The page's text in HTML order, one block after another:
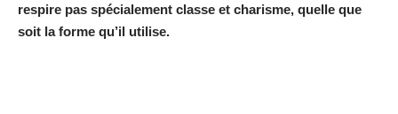
respire pas spécialement classe et charisme, quelle que
soit la forme qu’il utilise.